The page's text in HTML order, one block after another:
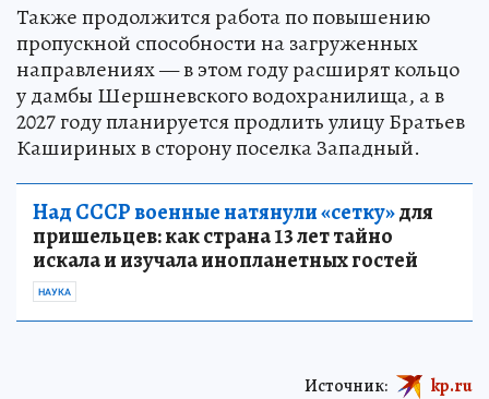
Также продолжится работа по повышению
пропускной способности на загруженных
направлениях — в этом году расширят кольцо
у дамбы Шершневского водохранилища, а в
2027 году планируется продлить улицу Братьев
Кашириных в сторону поселка Западный.
Над СССР военные натянули «сетку»для
пришельцев: как страна 13 лет тайно
искала и изучала инопланетных гостей
НАУКА
Источник: kp.ru